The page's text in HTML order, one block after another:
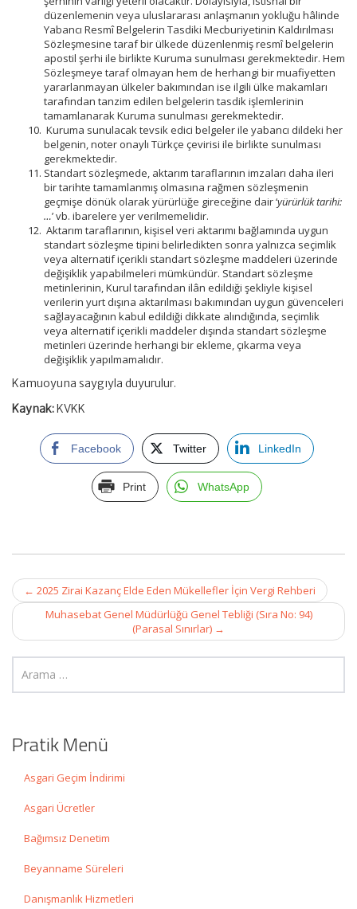
düzenlemenin veya uluslararası anlaşmanın yokluğu hâlinde
Yabancı Resmî Belgelerin Tasdiki Mecburiyetinin Kaldırılması
Sözleşmesine taraf bir ülkede düzenlenmiş resmî belgelerin
apostil şerhi ile birlikte Kuruma sunulması gerekmektedir. Hem
Sözleşmeye taraf olmayan hem de herhangi bir muafiyetten
yararlanmayan ülkeler bakımından ise ilgili ülke makamları
tarafından tanzim edilen belgelerin tasdik işlemlerinin
tamamlanarak Kuruma sunulması gerekmektedir.
Kuruma sunulacak tevsik edici belgeler ile yabancı dildeki her
belgenin, noter onaylı Türkçe çevirisi ile birlikte sunulması
gerekmektedir.
Standart sözleşmede, aktarım taraflarının imzaları daha ileri
bir tarihte tamamlanmış olmasına rağmen sözleşmenin
geçmişe dönük olarak yürürlüğe gireceğine dair ‘yürürlük tarihi:
…’ vb. ibarelere yer verilmemelidir.
Aktarım taraflarının, kişisel veri aktarımı bağlamında uygun
standart sözleşme tipini belirledikten sonra yalnızca seçimlik
veya alternatif içerikli standart sözleşme maddeleri üzerinde
değişiklik yapabilmeleri mümkündür. Standart sözleşme
metinlerinin, Kurul tarafından ilân edildiği şekliyle kişisel
verilerin yurt dışına aktarılması bakımından uygun güvenceleri
sağlayacağının kabul edildiği dikkate alındığında, seçimlik
veya alternatif içerikli maddeler dışında standart sözleşme
metinleri üzerinde herhangi bir ekleme, çıkarma veya
değişiklik yapılmamalıdır.
Kamuoyuna saygıyla duyurulur.
Kaynak:KVKK
Facebook Twitter LinkedIn
Print WhatsApp
Post
navigation
← 2025 Zirai Kazanç Elde Eden Mükellefler İçin Vergi Rehberi
Muhasebat Genel Müdürlüğü Genel Tebliği (Sıra No: 94)
(Parasal Sınırlar) →
Pratik Menü
Asgari Geçim İndirimi
Asgari Ücretler
Bağımsız Denetim
Beyanname Süreleri
Danışmanlık Hizmetleri